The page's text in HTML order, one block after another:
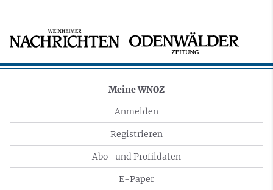
Meine WNOZ
Anmelden
Registrieren
Abo- und Profildaten
E-Paper